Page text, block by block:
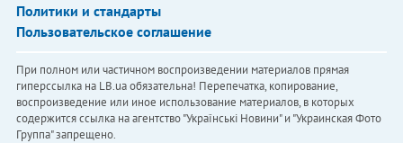
Политики и стандарты
Пользовательское соглашение
При полном или частичном воспроизведении материалов прямая
гиперссылка на LB.ua обязательна! Перепечатка, копирование,
воспроизведение или иное использование материалов, в которых
содержится ссылка на агентство "Українськi Новини" и "Украинская Фото
Группа" запрещено.